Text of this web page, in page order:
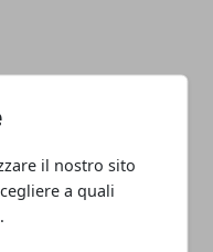
il nostro sito
a quali